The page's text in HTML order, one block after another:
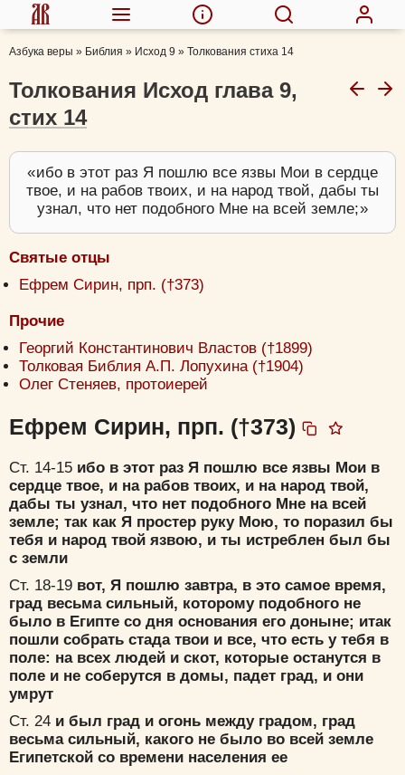
Азбука веры » Библия » Исход 9 » Толкования стиха 14
Толкования Исход глава 9,
стих 14
ибо в этот раз Я пошлю все язвы Мои в сердце
твое, и на рабов твоих, и на народ твой, дабы ты
узнал, что нет подобного Мне на всей земле;
Святые отцы
Ефрем Сирин, прп. (†373)
Прочие
Георгий Константинович Властов (†1899)
Толковая Библия А.П. Лопухина (†1904)
Олег Стеняев, протоиерей
Ефрем Сирин, прп. (†373)
Ст. 14-15 ибо в этот раз Я пошлю все язвы Мои в
сердце твое, и на рабов твоих, и на народ твой,
дабы ты узнал, что нет подобного Мне на всей
земле; так как Я простер руку Мою, то поразил бы
тебя и народ твой язвою, и ты истреблен был бы
с земли
Ст. 18-19 вот, Я пошлю завтра, в это самое время,
град весьма сильный, которому подобного не
было в Египте со дня основания его доныне; итак
пошли собрать стада твои и все, что есть у тебя в
поле: на всех людей и скот, которые останутся в
поле и не соберутся в домы, падет град, и они
умрут
Ст. 24 и был град и огонь между градом, град
весьма сильный, какого не было во всей земле
Египетской со времени населения ее